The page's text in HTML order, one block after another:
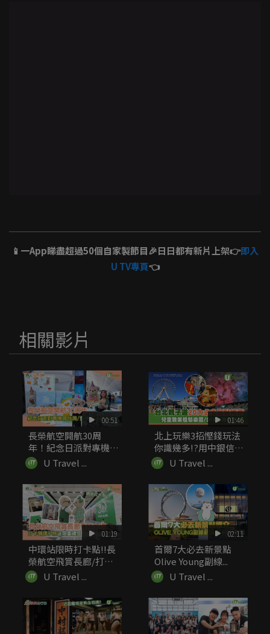
📱一App睇盡超過50個自家製節目🎉日日都有新片上架👉即入
U TV專頁👈
相關影片
00:51
長榮航空開航30周
年！紀念日派對專機飛
台灣 登機...
U Travel ...
01:46
北上玩樂3招慳錢玩法
你識幾多!?用中銀信用
卡簽賬...
U Travel ...
01:19
中環站限時打卡點!!長
榮航空飛賞長廊/打卡
萌爆小...
U Travel ...
02:11
首爾7大必去新景點
Olive Young副線...
U Travel ...